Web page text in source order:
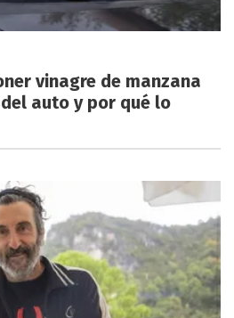
vinagre de manzana
auto y por qué lo